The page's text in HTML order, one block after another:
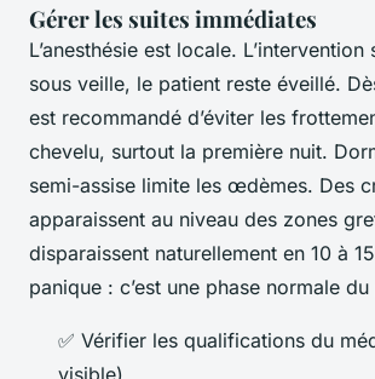
Gérer les suites immédiates
L’anesthésie est locale. L’intervention
sous veille, le patient reste éveillé.
est recommandé d’éviter les
chevelu, surtout la première nuit.
semi-assise limite les œdèmes. Des
apparaissent au niveau des zones
disparaissent naturellement en 10 à
panique : c’est une phase normale
✅ Vérifier les qualifications du